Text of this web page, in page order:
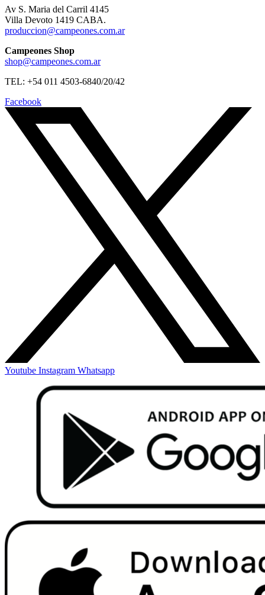
Av S. Maria del Carril 4145
Villa Devoto 1419 CABA.
produccion@campeones.com.ar
Campeones Shop
shop@campeones.com.ar
TEL: +54 011 4503-6840/20/42
Facebook
Youtube Instagram Whatsapp